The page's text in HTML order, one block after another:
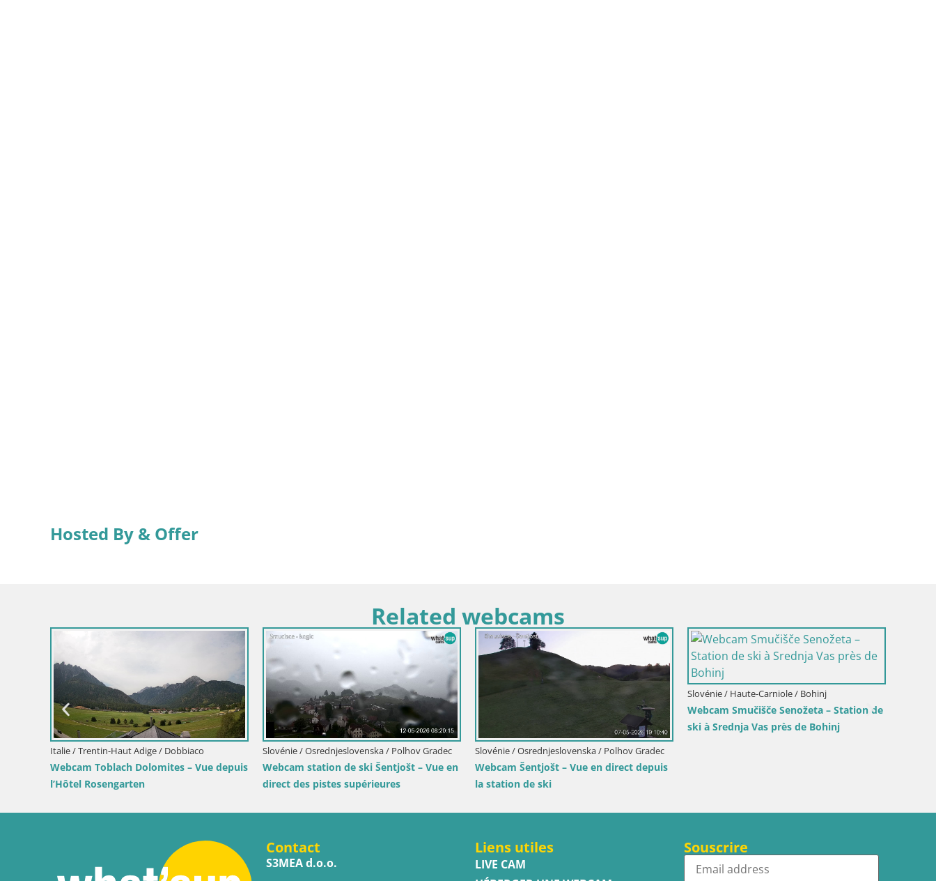
Hosted By & Offer
Related webcams
Slovénie / Haute-Carniole / Bohinj
Webcam Smučišče Senožeta – Station de
ski à Srednja Vas près de Bohinj
Italie / Trentin-Haut Adige / Rasen-Antholz
Webcam Niederrasen / Kronplatz – Vue
en direct depuis la Vallée d’Anterselva
Italie / Trentin-Haut Adige / Rasen-Antholz
Webcam Rasun / Kronplatz – Vue en
direct depuis la vallée d’Anterselva
Slovénie / Haute-Carniole / Bohinj
Webcam Bohinjska Bistrica – Vue en
direct sur la
Contact
S3MEA d.o.o.
Liens utiles
LIVE CAM
Souscrire